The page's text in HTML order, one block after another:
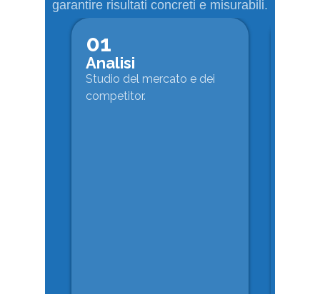
garantire risultati concreti e misurabili.
01
Analisi
Studio del mercato e dei
competitor.